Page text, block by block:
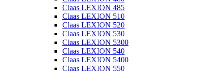
Claas LEXION 485
Claas LEXION 510
Claas LEXION 520
Claas LEXION 530
Claas LEXION 5300
Claas LEXION 540
Claas LEXION 5400
Claas LEXION 550